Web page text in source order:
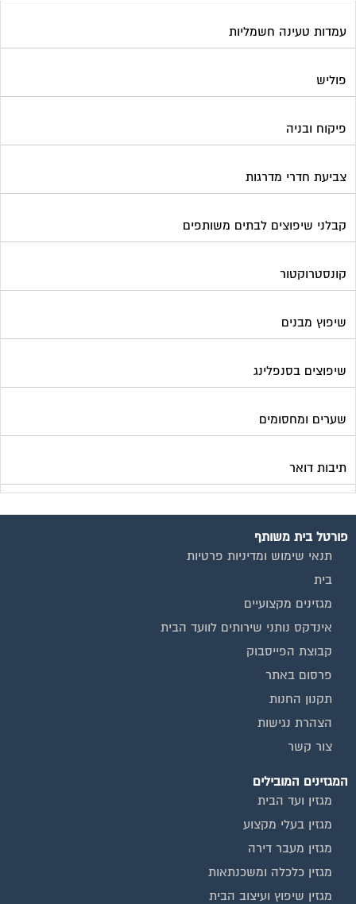
עמדות טעינה חשמליות
פוליש
פיקוח ובניה
צביעת חדרי מדרגות
קבלני שיפוצים לבתים משותפים
קונסטרוקטור
שיפוץ מבנים
שיפוצים בסנפלינג
שערים ומחסומים
תיבות דואר
פורטל בית משותף
תנאי שימוש ומדיניות פרטיות
בית
מגזינים מקצועיים
אינדקס נותני שירותים לוועד הבית
קבוצת הפייסבוק
פרסום באתר
תקנון החנות
הצהרת נגישות
צור קשר
המגזינים המובילים
מגזין ועד הבית
מגזין בעלי מקצוע
מגזין מעבר דירה
מגזין כלכלה ומשכנתאות
מגזין שיפוץ ועיצוב הבית